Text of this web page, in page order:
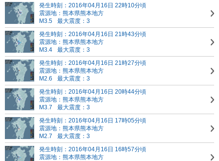
発生時刻：2016年04月16日 22時10分頃
震源地：熊本県熊本地方
M3.5
最大震度：3
発生時刻：2016年04月16日 21時43分頃
震源地：熊本県熊本地方
M3.4
最大震度：3
発生時刻：2016年04月16日 21時27分頃
震源地：熊本県熊本地方
M2.6
最大震度：3
発生時刻：2016年04月16日 20時44分頃
震源地：熊本県熊本地方
M3.7
最大震度：3
発生時刻：2016年04月16日 17時05分頃
震源地：熊本県熊本地方
M2.7
最大震度：3
発生時刻：2016年04月16日 16時57分頃
震源地：熊本県熊本地方